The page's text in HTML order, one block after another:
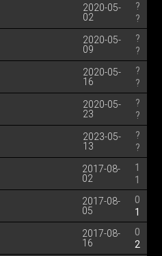
2020-05-
02
?
?
2020-05-
09
?
?
2020-05-
16
?
?
2020-05-
23
?
?
2023-05-
13
?
?
2017-08-
02
1
1
2017-08-
05
0
1
2017-08-
16
0
2